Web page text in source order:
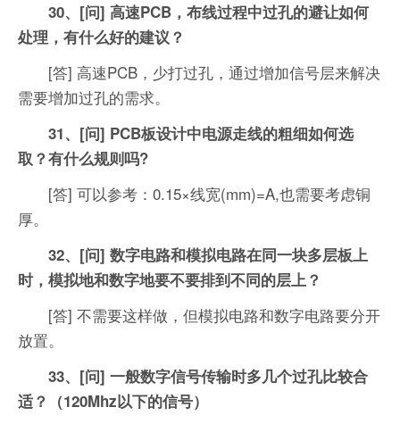
30、[问] 高速PCB，布线过程中过孔的避让如何
处理，有什么好的建议？
[答] 高速PCB，少打过孔，通过增加信号层来解决
需要增加过孔的需求。
31、[问] PCB板设计中电源走线的粗细如何选
取？有什么规则吗?
[答] 可以参考：0.15×线宽(mm)=A,也需要考虑铜
厚。
32、[问] 数字电路和模拟电路在同一块多层板上
时，模拟地和数字地要不要排到不同的层上？
[答] 不需要这样做，但模拟电路和数字电路要分开
放置。
33、[问] 一般数字信号传输时多几个过孔比较合
适？（120Mhz以下的信号）